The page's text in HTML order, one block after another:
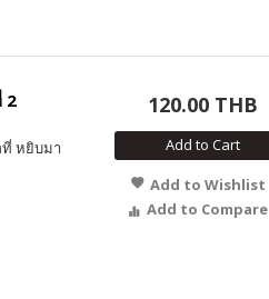
2
หยิบมา
120.00 THB
Add to Cart
Add to Wishlist
Add to Compare